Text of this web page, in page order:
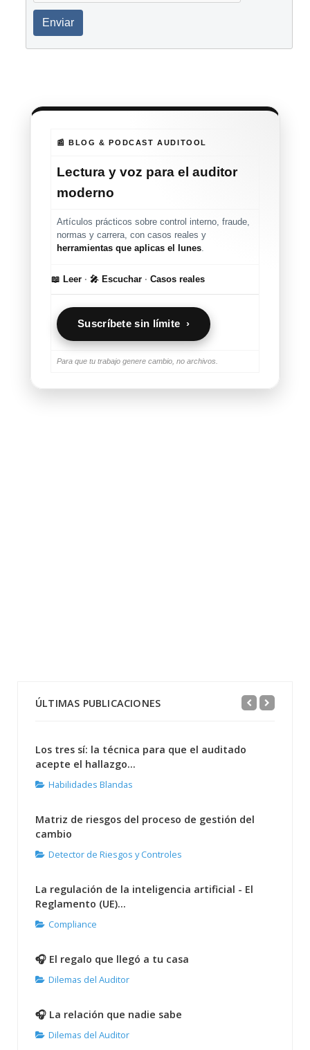
Enviar
📰 BLOG & PODCAST AUDITOOL
Lectura y voz para el auditor
moderno
Artículos prácticos sobre control interno, fraude,
normas y carrera, con casos reales y
herramientas que aplicas el lunes
📖 Leer · 🎤 Escuchar · Casos reales
Suscríbete sin límite ›
Para que tu trabajo genere cambio, no archivos.
ÚLTIMAS PUBLICACIONES
Los tres sí: la técnica para que el auditado
acepte el hallazgo...
Habilidades Blandas
Matriz de riesgos del proceso de gestión del
cambio
Detector de Riesgos y Controles
La regulación de la inteligencia artificial - El
Reglamento (UE)...
Compliance
🎧 El regalo que llegó a tu casa
Dilemas del Auditor
🎧 La relación que nadie sabe
Dilemas del Auditor